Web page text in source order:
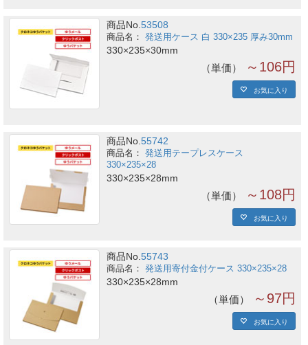
商品No.53508
発送用ケース 白 330×235 厚み30mm
330×235×30mm
単価 ～106円
お気に入り
商品No.55742
発送用テープレスケース
330×235×28
330×235×28mm
単価 ～108円
お気に入り
商品No.55743
発送用寄付金付ケース 330×235×28
330×235×28mm
単価 ～97円
お気に入り